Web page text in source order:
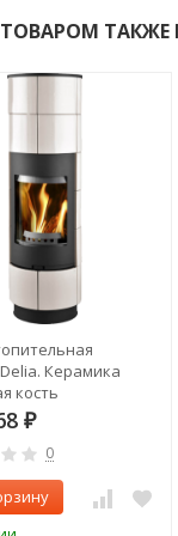
Керамика
кость
₽
0